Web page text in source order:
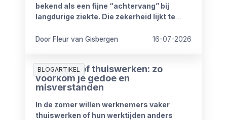
bekend als een fijne “achtervang” bij
langdurige ziekte. Die zekerheid lijkt te
kabinet heeft plannen om de
Door Fleur van Gisbergen 16-07-2026
BLOGARTIKEL
Zomerproof thuiswerken: zo
voorkom je gedoe en
misverstanden
In de zomer willen werknemers vaker
thuiswerken of hun werktijden anders